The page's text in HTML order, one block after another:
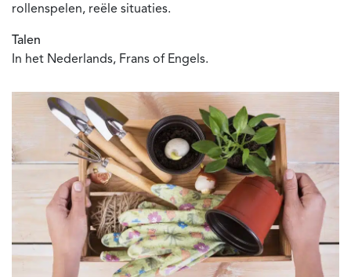
rollenspelen, reële situaties.
Talen
In het Nederlands, Frans of Engels.